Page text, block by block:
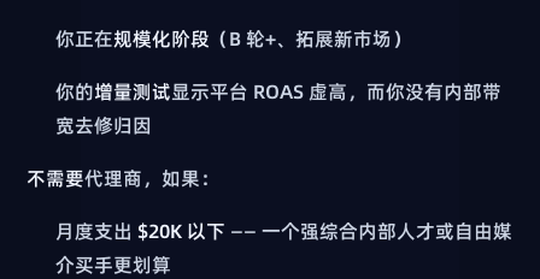
你正在规模化阶段 （B 轮+、拓展新市场）
你的增量测试显示平台 ROAS 虚高，而你没有内部带
宽去修归因
不需要代理商，如果：
月度支出$20K 以下 —— 一个强综合内部人才或自由媒
介买手更划算